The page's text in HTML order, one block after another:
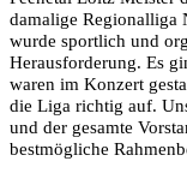
damalige Regionalliga
wurde sportlich und
Herausforderung. Es
waren im Konzert
die Liga richtig auf.
und der gesamte
bestmögliche